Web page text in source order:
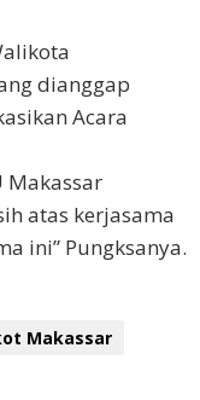
dianggap
Acara
Makassar
atas kerjasama
ini” Pungksanya.
Makassar